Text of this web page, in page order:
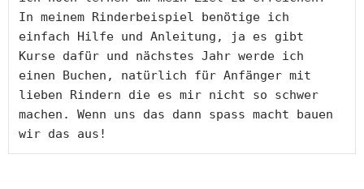
In meinem Rinderbeispiel benötige ich
einfach Hilfe und Anleitung, ja es gibt
Kurse dafür und nächstes Jahr werde ich
einen Buchen, natürlich für Anfänger mit
lieben Rindern die es mir nicht so schwer
machen. Wenn uns das dann spass macht bauen